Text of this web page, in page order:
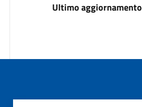
Ultimo aggiornamento